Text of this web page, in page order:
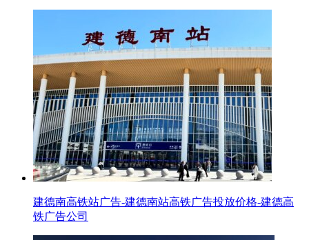
建德南高铁站广告-建德南站高铁广告投放价格-建德高
铁广告公司